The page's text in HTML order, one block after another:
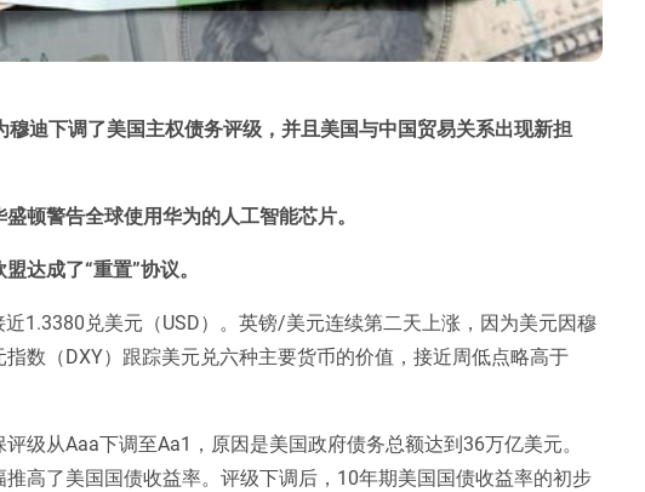
迪下调了美国主权债务评级，并且美国与中国贸易关系出现新担
顿警告全球使用华为的人工智能芯片。
达成了“重置”协议。
1.3380兑美元（USD）。英镑/美元连续第二天上涨，因为美元因穆
数（DXY）跟踪美元兑六种主要货币的价值，接近周低点略高于
级从Aaa下调至Aa1，原因是美国政府债务总额达到36万亿美元。
高了美国国债收益率。评级下调后，10年期美国国债收益率的初步